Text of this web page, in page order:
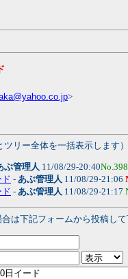
>
リー全体を一括表示します）
ぶ管理人 11/08/29-20:40
- あぶ管理人 11/08/29-21:06
ド - あぶ管理人 11/08/29-21:17
は下記フォームから投稿して